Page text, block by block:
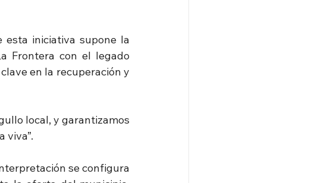
esta iniciativa supone la
Frontera con el legado
en la recuperación y
local, y garantizamos
viva”.
se configura